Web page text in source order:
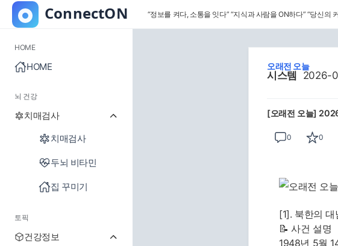
“정보를 켜다, 소통을 잇다” “지식과 사람을 ON하다” “당신의
HOME
HOME
뇌 건강
치매검사
치매검사
두뇌 비타민
집 꾸미기
토픽
건강정보
오래전 오늘
시스템 2026-
[오래전 오늘]
0 0
[1]. 북한의
📝 사건 설명
1948년 5월